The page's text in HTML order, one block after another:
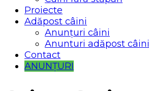
Proiecte
Adăpost câini
Anunțuri câini
Anunturi adăpost câini
Contact
ANUNȚURI